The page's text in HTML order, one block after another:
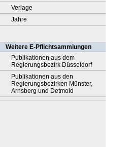
Verlage
Jahre
Weitere E-Pflichtsammlungen
Publikationen aus dem
Regierungsbezirk Düsseldorf
Publikationen aus den
Regierungsbezirken Münster,
Arnsberg und Detmold